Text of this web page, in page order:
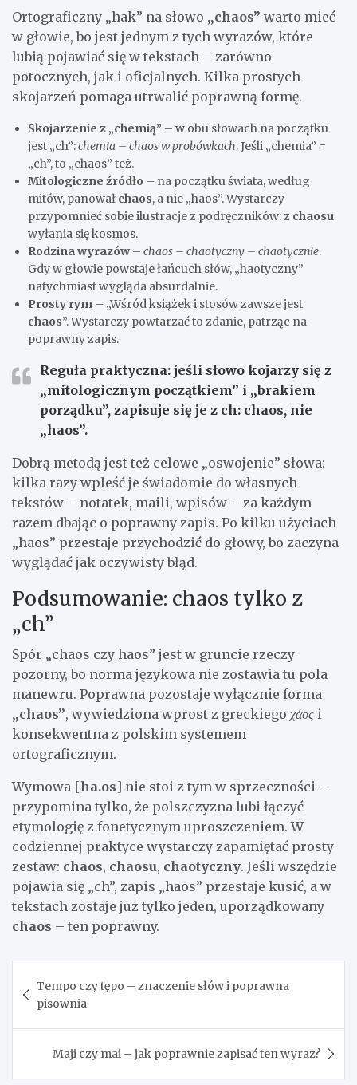
Ortograficzny „hak” na słowo „chaos” warto mieć
w głowie, bo jest jednym z tych wyrazów, które
lubią pojawiać się w tekstach – zarówno
potocznych, jak i oficjalnych. Kilka prostych
skojarzeń pomaga utrwalić poprawną formę.
Skojarzenie z „chemią” – w obu słowach na początku
jest „ch”:chemia – chaos w probówkach. Jeśli „chemia” =
„ch”, to „chaos” też.
Mitologiczne źródło – na początku świata, według
mitów, panował chaos, a nie „haos”. Wystarczy
przypomnieć sobie ilustracje z podręczników: z chaosu
wyłania się kosmos.
Rodzina wyrazów– chaos – chaotyczny – chaotycznie.
Gdy w głowie powstaje łańcuch słów, „haotyczny”
natychmiast wygląda absurdalnie.
Prosty rym – „Wśród książek i stosów zawsze jest
chaos”. Wystarczy powtarzać to zdanie, patrząc na
poprawny zapis.
Reguła praktyczna: jeśli słowo kojarzy się z
„mitologicznym początkiem” i „brakiem
porządku”, zapisuje się je z ch: chaos, nie
„haos”.
Dobrą metodą jest też celowe „oswojenie” słowa:
kilka razy wpleść je świadomie do własnych
tekstów – notatek, maili, wpisów – za każdym
razem dbając o poprawny zapis. Po kilku użyciach
„haos” przestaje przychodzić do głowy, bo zaczyna
wyglądać jak oczywisty błąd.
Podsumowanie: chaos tylko z
„ch”
Spór „chaos czy haos” jest w gruncie rzeczy
pozorny, bo norma językowa nie zostawia tu pola
manewru. Poprawna pozostaje wyłącznie forma
„chaos”, wywiedziona wprost z greckiego χάος i
konsekwentna z polskim systemem
ortograficznym.
Wymowa [ha.os] nie stoi z tym w sprzeczności –
przypomina tylko, że polszczyzna lubi łączyć
etymologię z fonetycznym uproszczeniem. W
codziennej praktyce wystarczy zapamiętać prosty
zestaw: chaos, chaosu, chaotyczny. Jeśli wszędzie
pojawia się „ch”, zapis „haos” przestaje kusić, a w
tekstach zostaje już tylko jeden, uporządkowany
chaos – ten poprawny.
wpisu
Tempo czy tępo – znaczenie słów i poprawna
pisownia
Maji czy mai – jak poprawnie zapisać ten wyraz?